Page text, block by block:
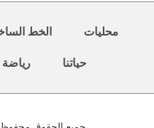
محليات الخط
حياتنا رياضة